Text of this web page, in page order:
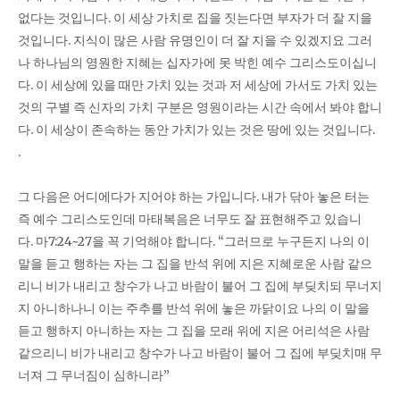
없다는 것입니다. 이 세상 가치로 집을 짓는다면 부자가 더 잘 지을
것입니다. 지식이 많은 사람 유명인이 더 잘 지을 수 있겠지요 그러
나 하나님의 영원한 지혜는 십자가에 못 박힌 예수 그리스도이십니
다. 이 세상에 있을 때만 가치 있는 것과 저 세상에 가서도 가치 있는
것의 구별 즉 신자의 가치 구분은 영원이라는 시간 속에서 봐야 합니
다. 이 세상이 존속하는 동안 가치가 있는 것은 땅에 있는 것입니다.
.
그 다음은 어디에다가 지어야 하는 가입니다. 내가 닦아 놓은 터는
즉 예수 그리스도인데 마태복음은 너무도 잘 표현해주고 있습니
다. 마7:24~27을 꼭 기억해야 합니다. “그러므로 누구든지 나의 이
말을 듣고 행하는 자는 그 집을 반석 위에 지은 지혜로운 사람 같으
리니 비가 내리고 창수가 나고 바람이 불어 그 집에 부딪치되 무너지
지 아니하나니 이는 주추를 반석 위에 놓은 까닭이요 나의 이 말을
듣고 행하지 아니하는 자는 그 집을 모래 위에 지은 어리석은 사람
같으리니 비가 내리고 창수가 나고 바람이 불어 그 집에 부딪치매 무
너져 그 무너짐이 심하니라”